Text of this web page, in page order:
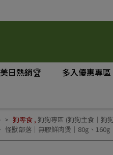
美日熱銷🏆 多入優惠專區
狗零食, 狗狗專區 (狗狗主食｜狗
怪獸部落｜無膠鮮肉煲｜80g、160g